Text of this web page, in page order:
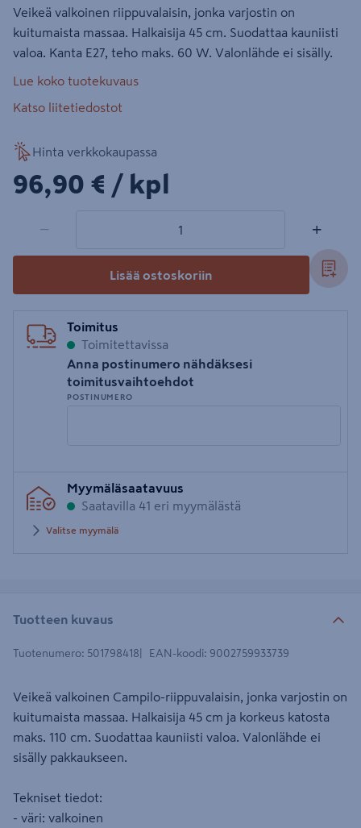
Veikeä valkoinen riippuvalaisin, jonka varjostin on
kuitumaista massaa. Halkaisija 45 cm. Suodattaa kauniisti
valoa. Kanta E27, teho maks. 60 W. Valonlähde ei sisälly.
Lue koko tuotekuvaus
Katso liitetiedostot
Hinta verkkokaupassa
96,90€/kpl
96,90 € / kpl
− +
Lisää ostoskoriin
Toimitus
Toimitettavissa
Anna postinumero nähdäksesi
toimitusvaihtoehdot
POSTINUMERO
postinumero
Myymäläsaatavuus
Saatavilla 41 eri myymälästä
Valitse myymälä
Tuotteen kuvaus
Tuotenumero: 501798418 EAN-koodi: 9002759933739
Veikeä valkoinen Campilo-riippuvalaisin, jonka varjostin on
kuitumaista massaa. Halkaisija 45 cm ja korkeus katosta
maks. 110 cm. Suodattaa kauniisti valoa. Valonlähde ei
sisälly pakkaukseen.
Tekniset tiedot:
- väri: valkoinen